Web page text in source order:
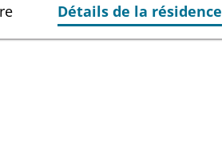
Détails de la résidence